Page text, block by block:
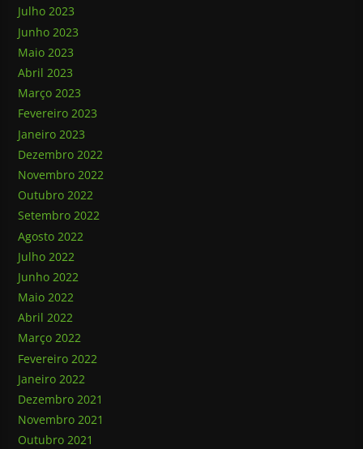
Julho 2023
Junho 2023
Maio 2023
Abril 2023
Março 2023
Fevereiro 2023
Janeiro 2023
Dezembro 2022
Novembro 2022
Outubro 2022
Setembro 2022
Agosto 2022
Julho 2022
Junho 2022
Maio 2022
Abril 2022
Março 2022
Fevereiro 2022
Janeiro 2022
Dezembro 2021
Novembro 2021
Outubro 2021